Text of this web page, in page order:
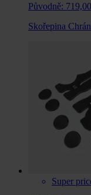
Původně:
Skořepina
Super